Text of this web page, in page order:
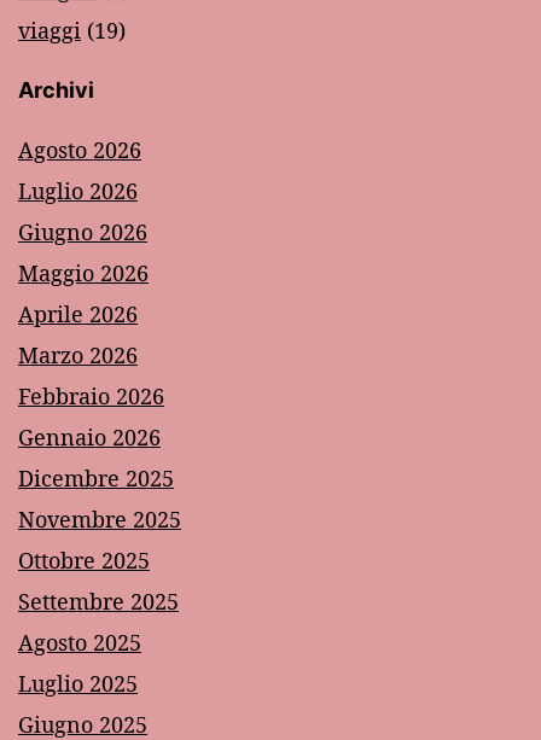
viaggi (19)
Archivi
Agosto 2026
Luglio 2026
Giugno 2026
Maggio 2026
Aprile 2026
Marzo 2026
Febbraio 2026
Gennaio 2026
Dicembre 2025
Novembre 2025
Ottobre 2025
Settembre 2025
Agosto 2025
Luglio 2025
Giugno 2025